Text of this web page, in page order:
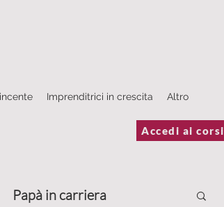
Imprenditrici in crescita Altro
Accedi ai corsi
Papà in carriera